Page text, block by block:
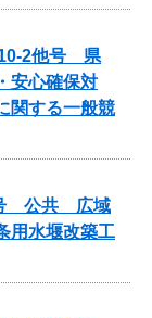
10-2他号 県
安心確保対
関する一般競
号 公共 広域
水堰改築工